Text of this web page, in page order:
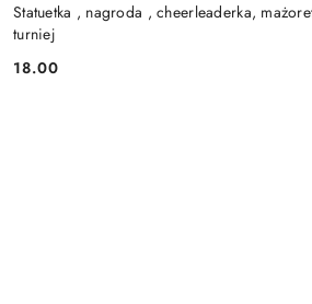
Statuetka , nagroda , cheerleaderka,
turniej
Cena:
18.00